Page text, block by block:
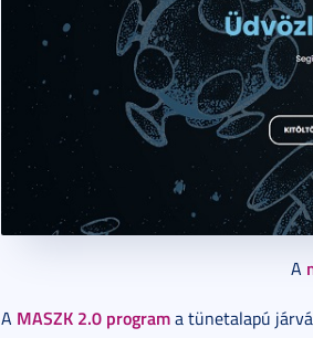
A
A MASZK 2.0 programa tünetalapú